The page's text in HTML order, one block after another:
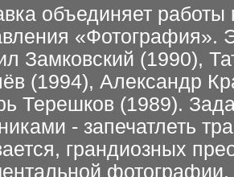
объединяет
«Фотография».
Замковский (1990),
(1994), Александр
Терешков (1989).
- запечатлеть
грандиозных